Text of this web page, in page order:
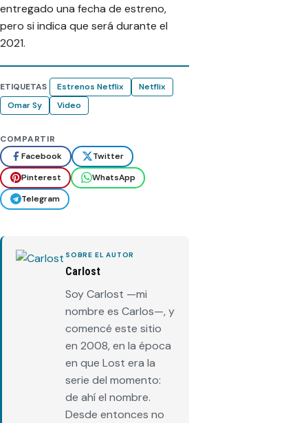
entregado una fecha de estreno,
pero si indica que será durante el
2021.
ETIQUETAS Estrenos Netflix
Netflix
Omar Sy
Video
COMPARTIR
Facebook
Twitter
Pinterest
WhatsApp
Telegram
SOBRE EL AUTOR
Carlost
Soy Carlost —mi
nombre es Carlos—, y
comencé este sitio
en 2008, en la época
en que Lost era la
serie del momento:
de ahí el nombre.
Desde entonces no